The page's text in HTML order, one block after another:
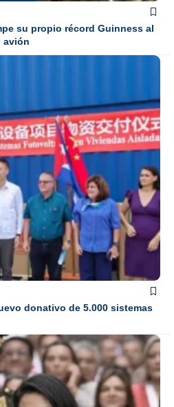
su propio récord Guinness al
avión
donativo de 5.000 sistemas